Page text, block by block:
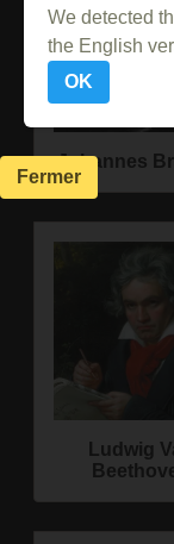
Johannes
Ludwig
We detected
the English
OK
Fermer